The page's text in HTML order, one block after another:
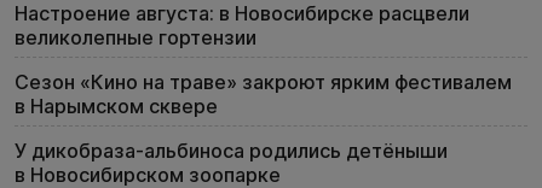
Настроение августа: в Новосибирске расцвели
великолепные гортензии
Сезон «Кино на траве» закроют ярким фестивалем
в Нарымском сквере
У дикобраза-альбиноса родились детёныши
в Новосибирском зоопарке